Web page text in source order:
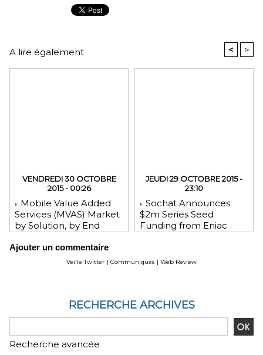
A lire également < >
VENDREDI 30 OCTOBRE
2015 - 00:26
Mobile Value Added
Services (MVAS) Market
by Solution, by End
Geography - Global
Forecast and Analysis to
JEUDI 29 OCTOBRE 2015 -
23:10
Sochat Announces
$2m Series Seed
Funding from Eniac
Zhang
Ajouter un commentaire
Veille Twitter | Communiqués | Web Review
RECHERCHE ARCHIVES
Recherche avancée